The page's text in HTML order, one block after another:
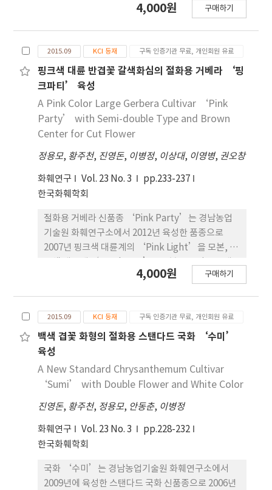
므로 거베 라 신품종 육종 및 재배와 노화생리 연구를
이 나타나지 않았 으며 그 후 개화가 전개되면서 동공
이 생기기 시작하여 수확 직전의 55cm 정도에서는
모든 품종에서 동공이 있 었다. 총 당함량은
‘Ggotmuri’ 품종에서 29.3%로 가장 높았으며,
‘Red Auction’ 품종의 수확직전 화경이 55cm 정
도일 때 8.8%로 가장 낮았다. 신장 단계별로 보면, 수
이 증 가하는 경향이었으며, 중부와 하부는 감소하는
경향을 나 타내었다. 전분 함량은 화경의 상부에서 중,
하부보다 높 은 경향이었으며, 중부와 하부로 갈수록
감소하는 경향 이었다. 단백질 함량은 상부에서 중부
와 하부보다 높았 으며, 신장단계별로는 모든 품종에
서 화경이 신장함에 따 라 감소하는 경향이었다. 아미
노산 함량은 화경이 신장 함에 따라 다소 증가하는 경
향이었으며 화경의 부위별 아미노산 함량은 상부보다
는 하부에서 높은 경향이었다. 본 연구를 통해 절화용
로써 거베라 신품종 육성과 재배생리 연구 기초자료
로 활용할 수 있을 것으로 기대된다.
4,000원 구매하기
2015.09 KCI 등재 구독 인증기관 무료, 개인회원 유료
핑크색 대륜 반겹꽃 갈색화심의 절화용 거베라 ‘핑
크파티’ 육성
A Pink Color Large Gerbera Cultivar ‘Pink
Party’ with Semi-double Type and Brown
Center for Cut Flower
정용모, 황주천, 진영돈, 이병정, 이상대, 이영병, 권오창
화훼연구 Vol. 23 No. 3
pp.233-237
한국화훼학회
절화용 거베라 신품종 ‘Pink Party’는 경남농업
기술원 화훼연구소에서 2012년 육성한 품종으로
2007년 핑크색 대륜계의 ‘Pink Light’을 모본, 자
하여 육성 하였다. 2008년 교배조합작성 후 획득한 실
를 선발하여 ‘경남교G-41호’로 계통명을 부여한
후, 2008년부터 2011년까지 3회의 특성검정을 거쳐
최종적으로 2012년 핑크색 대륜계 거베라 품종
‘PinkParty’를 육성하였다. ‘Pink Party’는
선명한 핑크색(RHS55-C)과 짙은 갈색(RHS 165-
폭이 11.8cm 정도인 대륜화이다. 외부설상화의 길이
는 4.8cm, 폭은 1.0cm 정도이다. 또한 ‘Pink
Party’ 품종은 화형이 안정되고 화경이57.5cm 정
도로 길고 강건하며, 개화소요일수는 92.3일 정도이
고 개화엽수는 8.9매 정도 이다. ‘Pink Party’ 품
종의 소비자 기호도는 4.3점 정도로 높고 평균 절화수
4,000원 구매하기
2015.09 KCI 등재 구독 인증기관 무료, 개인회원 유료
백색 겹꽃 화형의 절화용 스탠다드 국화 ‘수미’
육성
A New Standard Chrysanthemum Cultivar
‘Sumi’ with Double Flower and White Color
진영돈, 황주천, 정용모, 안동춘, 이병정
화훼연구 Vol. 23 No. 3
pp.228-232
한국화훼학회
국화 ‘수미’는 경남농업기술원 화훼연구소에서
2009년에 육성한 스탠다드 국화 신품종으로 2006년